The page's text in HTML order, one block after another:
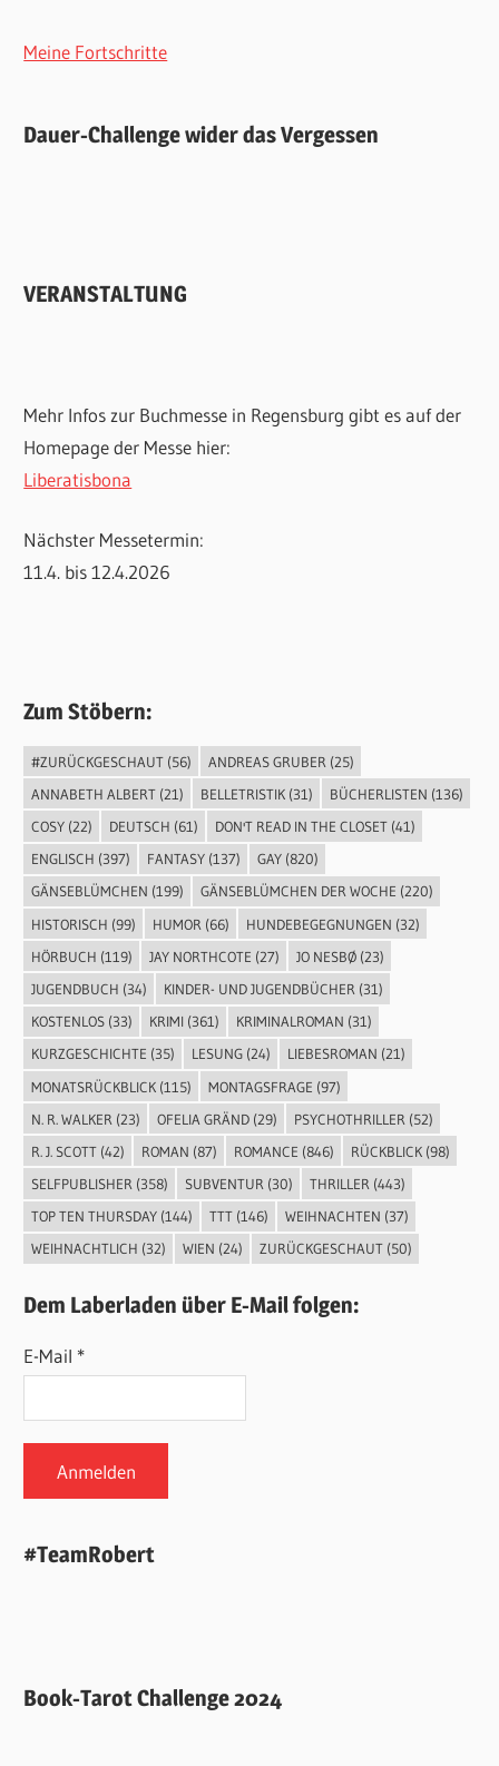
Meine Fortschritte
Dauer-Challenge wider das Vergessen
VERANSTALTUNG
Mehr Infos zur Buchmesse in Regensburg gibt es auf der
Homepage der Messe hier:
Liberatisbona
Nächster Messetermin:
11.4. bis 12.4.2026
Zum Stöbern:
#ZURÜCKGESCHAUT(56) ANDREAS GRUBER (25)
ANNABETH ALBERT(21) BELLETRISTIK(31) BÜCHERLISTEN (136)
COSY(22) DEUTSCH (61) DON'T READ IN THE CLOSET(41)
ENGLISCH (397) FANTASY(137) GAY(820)
GÄNSEBLÜMCHEN (199) GÄNSEBLÜMCHEN DER WOCHE (220)
HISTORISCH (99) HUMOR (66) HUNDEBEGEGNUNGEN (32)
HÖRBUCH (119) JAY NORTHCOTE (27) JO NESBØ(23)
JUGENDBUCH (34) KINDER- UND JUGENDBÜCHER (31)
KOSTENLOS(33) KRIMI(361) KRIMINALROMAN (31)
KURZGESCHICHTE (35) LESUNG(24) LIEBESROMAN (21)
MONATSRÜCKBLICK(115) MONTAGSFRAGE (97)
N. R. WALKER (23) OFELIA GRÄND(29) PSYCHOTHRILLER (52)
R. J. SCOTT(42) ROMAN (87) ROMANCE (846) RÜCKBLICK(98)
SELFPUBLISHER (358) SUBVENTUR (30) THRILLER (443)
TOP TEN THURSDAY(144) TTT(146) WEIHNACHTEN (37)
WEIHNACHTLICH (32) WIEN (24) ZURÜCKGESCHAUT(50)
Dem Laberladen über E-Mail folgen:
E-Mail *
#TeamRobert
Book-Tarot Challenge 2024